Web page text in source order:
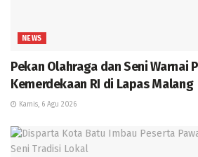
NEWS
Pekan Olahraga dan Seni Warnai
Kemerdekaan RI di Lapas Malang
Kamis, 6 Agu 2026